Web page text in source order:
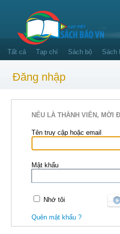
Tất cả Tạp chí Sách bộ Sách
Đăng nhập
NẾU LÀ THÀNH VIÊN, MỜI
Tên truy cập hoặc email
Mật khẩu
Nhớ tôi
Quên mật khẩu ?